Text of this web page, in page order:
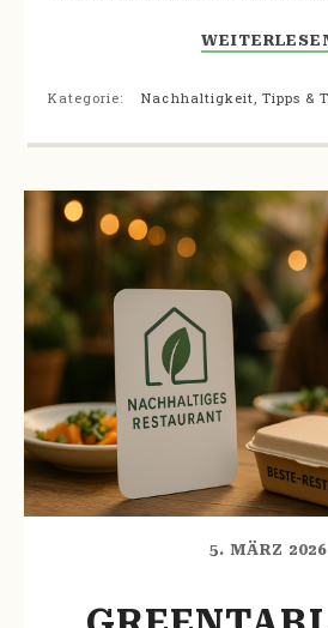
Kategorie: Nachhaltigkeit ,Tipps &
5. MÄRZ 2026